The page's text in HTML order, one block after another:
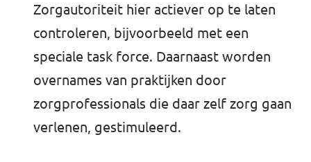
Zorgautoriteit hier actiever op te laten
controleren, bijvoorbeeld met een
speciale task force. Daarnaast worden
overnames van praktijken door
zorgprofessionals die daar zelf zorg gaan
verlenen, gestimuleerd.